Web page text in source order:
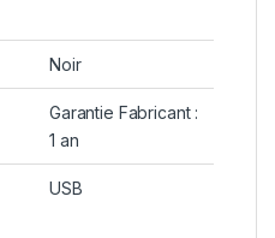
Noir
Garantie Fabricant :
1 an
USB